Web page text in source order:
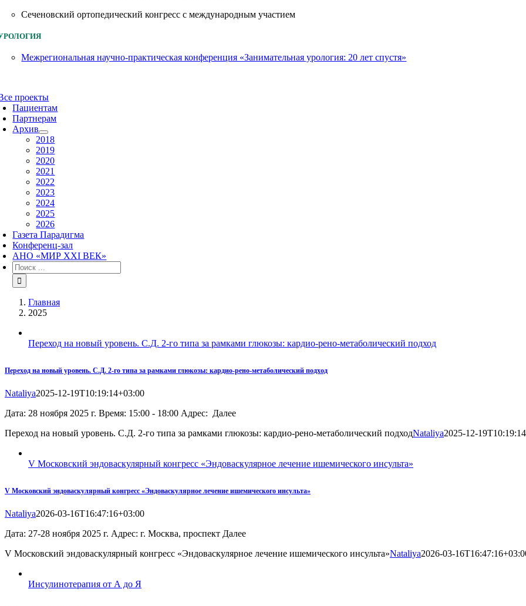
Сеченовский ортопедический конгресс с международным участием
Межрегиональная научно-практическая конференция «Занимательная урология: 20 лет спустя»
проекты
Пациентам
Партнерам
Архив
2018
2019
2020
2021
2022
2023
2024
2025
2026
Газета Парадигма
Конференц-зал
АНО «МИР XXI ВЕК»
Результат
поиска:
Главная
2025
Переход на новый уровень. С.Д. 2-го типа за рамками глюкозы: кардио-рено-метаболический подход
Переход на новый уровень. С.Д. 2-го типа за рамками глюкозы: кардио-рено-метаболический подход
Nataliya2025-12-19T10:19:14+03:00
Дата: 28 ноября 2025 г. Время: 15:00 - 18:00 Адрес: Далее
Переход на новый уровень. С.Д. 2-го типа за рамками глюкозы: кардио-рено-метаболический подходNataliya2025-12-
V Московский эндоваскулярный конгресс «Эндоваскулярное лечение ишемического инсульта»
V Московский эндоваскулярный конгресс «Эндоваскулярное лечение ишемического инсульта»
Nataliya2026-03-16T16:47:16+03:00
Дата: 27-28 ноября 2025 г. Адрес: г. Москва, проспект Далее
V Московский эндоваскулярный конгресс «Эндоваскулярное лечение ишемического инсульта»Nataliya2026-03-
Инсулинотерапия от А до Я